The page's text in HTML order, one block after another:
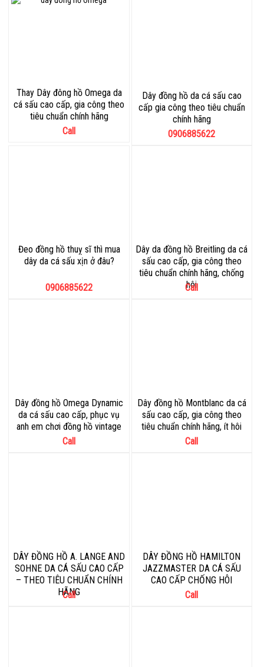
Thay Dây đông hồ Omega da
cá sấu cao cấp, gia công theo
tiêu chuẩn chính hãng
Call
Dây đồng hồ da cá sấu cao
cấp gia công theo tiêu chuẩn
chính hãng
0906885622
Đeo đồng hồ thuỵ sĩ thì mua
dây da cá sấu xịn ở đâu?
0906885622
Dây da đồng hồ Breitling da cá
sấu cao cấp, gia công theo
tiêu chuẩn chính hãng, chống
hôi
Call
Dây đồng hồ Omega Dynamic
da cá sấu cao cấp, phục vụ
anh em chơi đồng hồ vintage
Call
Dây đồng hồ Montblanc da cá
sấu cao cấp, gia công theo
tiêu chuẩn chính hãng, ít hôi
Call
DÂY ĐỒNG HỒ A. LANGE AND
SOHNE DA CÁ SẤU CAO CẤP
– THEO TIÊU CHUẨN CHÍNH
HÃNG
Call
DÂY ĐỒNG HỒ HAMILTON
JAZZMASTER DA CÁ SẤU
CAO CẤP CHỐNG HÔI
Call